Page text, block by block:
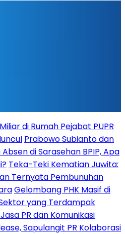
di Rumah Pejabat PUPR
Prabowo Subianto dan
di Sarasehan BPIP, Apa
Teka-Teki Kematian Juwita:
Ternyata Pembunuhan
Gelombang PHK Masif di
yang Terdampak
PR dan Komunikasi
Sapulangit PR Kolaborasi